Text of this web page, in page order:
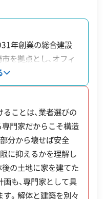
処理能力を持つエリ
は国道409号の激しい
。そのため、1日に運
れてしまいます。
率よく運搬計画を立
上で重要なポイント
体工事を成功さ
川県、埼玉県、茨城
造 内装解体
集運搬業
を見る
】
：第031163号
収集運搬業許可】
年創業の総合建設
を拠点とし、オフィ
メント施設など様々
た。解体工事におい
合建設業者ならでは
土地活用や新築工事
解体から次のステッ
ます。
ことは、業者選びの
門家だからこそ構造
分から壊せば安全
に抑えるかを理解し
の土地に家を建てた
も、専門家として具
。解体と建築を別々